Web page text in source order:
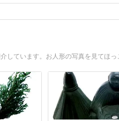
しています。お人形の写真を見てほっ